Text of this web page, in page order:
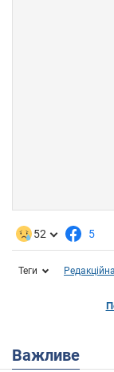
52 5
Теги
Важливе